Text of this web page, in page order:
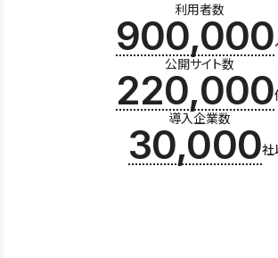
利用者数
900,000
公開サイト数
220,000
導入企業数
30,000社